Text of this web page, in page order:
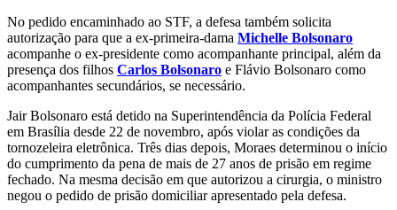
No pedido encaminhado ao STF, a defesa também solicita
autorização para que a ex-primeira-dama Michelle Bolsonaro
acompanhe o ex-presidente como acompanhante principal, além da
presença dos filhos Carlos Bolsonaro e Flávio Bolsonaro como
acompanhantes secundários, se necessário.
Jair Bolsonaro está detido na Superintendência da Polícia Federal
em Brasília desde 22 de novembro, após violar as condições da
tornozeleira eletrônica. Três dias depois, Moraes determinou o início
do cumprimento da pena de mais de 27 anos de prisão em regime
fechado. Na mesma decisão em que autorizou a cirurgia, o ministro
negou o pedido de prisão domiciliar apresentado pela defesa.